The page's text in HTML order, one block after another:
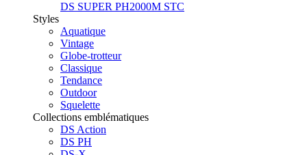
DS SUPER PH2000M STC
Styles
Aquatique
Vintage
Globe-trotteur
Classique
Tendance
Outdoor
Squelette
Collections emblématiques
DS Action
DS PH